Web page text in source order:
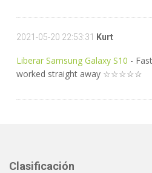
2021-05-20 22:53:31 Kurt
Liberar Samsung Galaxy S10 -
worked straight away ☆☆☆☆☆
Clasificación